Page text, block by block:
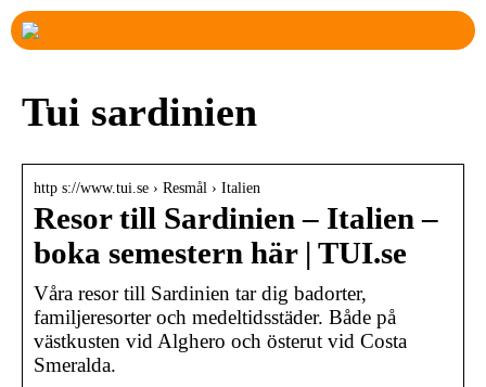
Tui sardinien
http s://www.tui.se › Resmål › Italien
Resor till Sardinien – Italien –
boka semestern här | TUI.se
Våra resor till Sardinien tar dig badorter,
familjeresorter och medeltidsstäder. Både på
västkusten vid Alghero och österut vid Costa
Smeralda.